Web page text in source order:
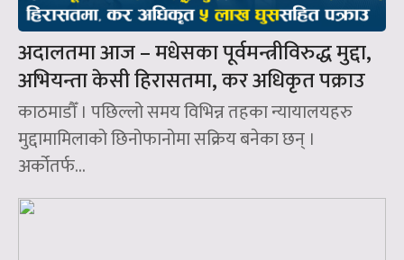
अदालतमा आज – मधेसका पूर्वमन्त्रीविरुद्ध मुद्दा,
अभियन्ता केसी हिरासतमा, कर अधिकृत पक्राउ
काठमाडौँ । पछिल्लो समय विभिन्न तहका न्यायालयहरु
मुद्दामामिलाको छिनोफानोमा सक्रिय बनेका छन् ।
अर्कोतर्फ...